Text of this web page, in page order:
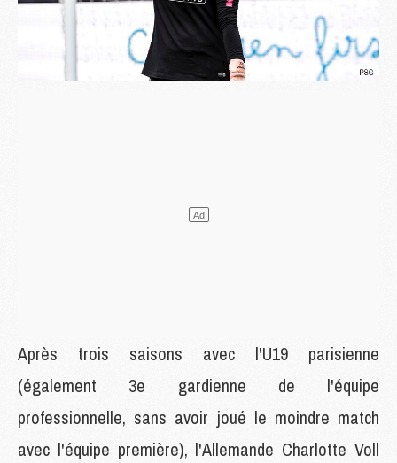
Après trois saisons avec l'U19 parisienne
(également 3e gardienne de l'équipe
professionnelle, sans avoir joué le moindre match
avec l'équipe première), l'Allemande Charlotte Voll